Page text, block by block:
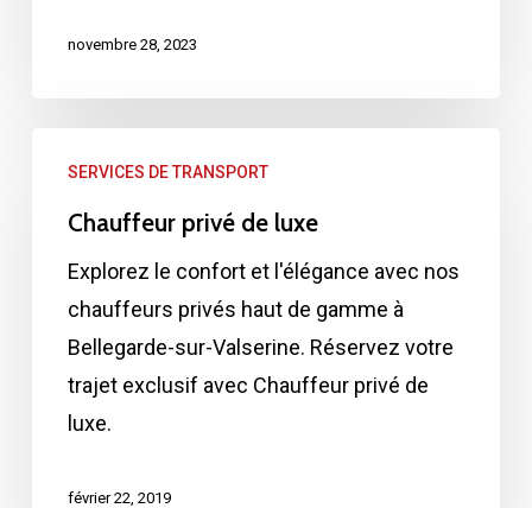
novembre 28, 2023
privé
luxe
SERVICES DE TRANSPORT
Chauffeur privé de luxe
Explorez le confort et l'élégance avec nos
chauffeurs privés haut de gamme à
Bellegarde-sur-Valserine. Réservez votre
trajet exclusif avec Chauffeur privé de
luxe.
février 22, 2019